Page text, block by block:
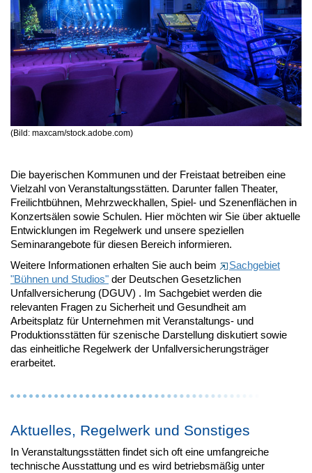
(Bild: maxcam/stock.adobe.com)
Die bayerischen Kommunen und der Freistaat betreiben eine
Vielzahl von Veranstaltungsstätten. Darunter fallen Theater,
Freilichtbühnen, Mehrzweckhallen, Spiel- und Szenenflächen in
Konzertsälen sowie Schulen. Hier möchten wir Sie über aktuelle
Entwicklungen im Regelwerk und unsere speziellen
Seminarangebote für diesen Bereich informieren.
Weitere Informationen erhalten Sie auch beim
Sachgebiet
"Bühnen und Studios" der Deutschen Gesetzlichen
Unfallversicherung (DGUV) . Im Sachgebiet werden die
relevanten Fragen zu Sicherheit und Gesundheit am
Arbeitsplatz für Unternehmen mit Veranstaltungs- und
Produktionsstätten für szenische Darstellung diskutiert sowie
das einheitliche Regelwerk der Unfallversicherungsträger
erarbeitet.
Aktuelles, Regelwerk und Sonstiges
In Veranstaltungsstätten findet sich oft eine umfangreiche
technische Ausstattung und es wird betriebsmäßig unter